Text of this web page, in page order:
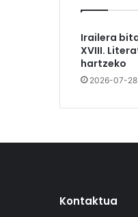
Irailera
XVIII.
hartzeko
2026-07-28
Kontaktua